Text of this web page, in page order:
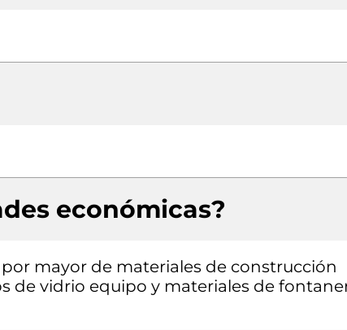
económicas?
mayor de materiales de construcción
de vidrio equipo y materiales de